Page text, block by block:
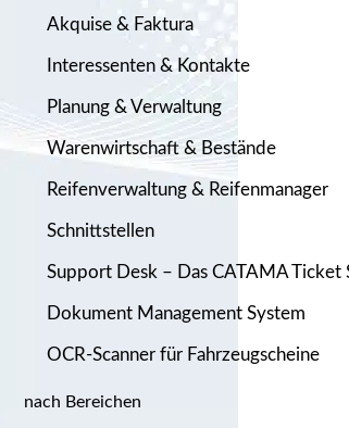
Akquise & Faktura
Interessenten & Kontakte
Planung & Verwaltung
Warenwirtschaft & Bestände
Reifenverwaltung & Reifenmanager
Schnittstellen
Support Desk – Das CATAMA Ticket
Dokument Management System
OCR-Scanner für Fahrzeugscheine
nach Bereichen